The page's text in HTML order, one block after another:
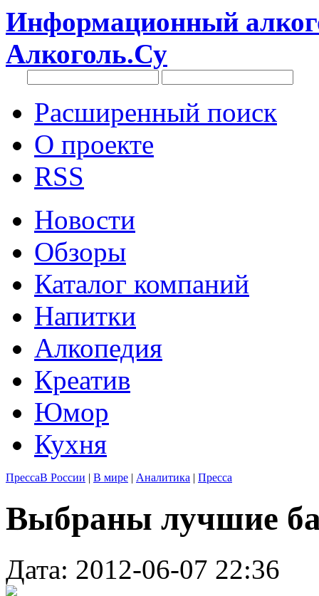
Информационный
Алкоголь.Су
Расширенный поиск
О проекте
RSS
Новости
Обзоры
Каталог компаний
Напитки
Алкопедия
Креатив
Юмор
Кухня
ПрессаВ России | В мире | Аналитика | Пресса
Выбраны лучшие
Дата: 2012-06-07 22:36